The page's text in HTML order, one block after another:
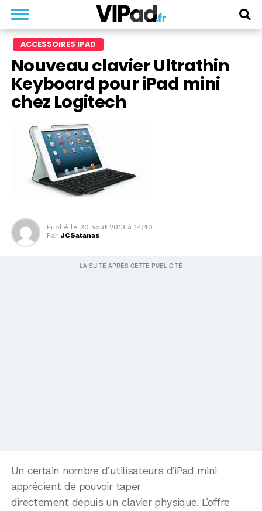
ACCESSOIRES IPAD
Nouveau clavier Ultrathin
Keyboard pour iPad mini
chez Logitech
Publié le 20 août 2013 à 14:40
Par JCSatanas
Un certain nombre d’utilisateurs d’iPad mini
apprécient de pouvoir taper
directement depuis un clavier physique. L’offre